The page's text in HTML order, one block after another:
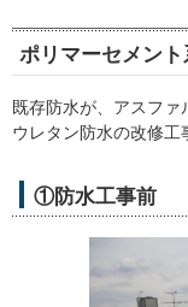
ポリマーセメン
既存防水が、アスファ
ウレタン防水の改修工
①防水工事前